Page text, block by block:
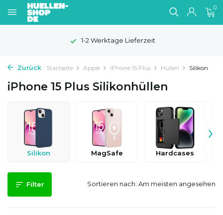
0
100 Tage Widerrufsrecht
Zurück Startseite Apple iPhone 15 Plus Hüllen Silikon
iPhone 15 Plus Silikonhüllen
Silikon MagSafe Hardcases
›
Filter Sortieren nach: